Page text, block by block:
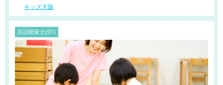
キッズ大阪
言語聴覚士(ST)